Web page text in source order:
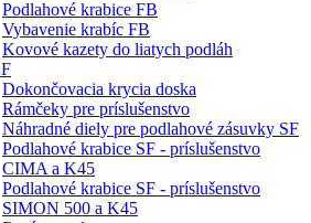
Podlahové krabice FB
Vybavenie krabíc FB
Kovové kazety do liatych podláh
Dokončovacia krycia doska
Rámčeky pre príslušenstvo
Náhradné diely pre podlahové zásuvky SF
Podlahové krabice SF - príslušenstvo
CIMA a K45
Podlahové krabice SF - príslušenstvo
SIMON 500 a K45